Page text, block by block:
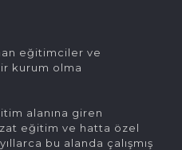
eğitimciler ve
kurum olma
alanına giren
eğitim ve hatta özel
bu alanda çalışmış